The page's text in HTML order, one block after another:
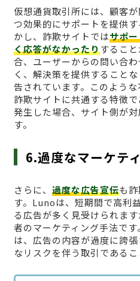
仮想通貨取引所には、顧客
つ効果的にサポートを提供
かし、詐欺サイトではサポ
く応答がなかったりするこ
合、ユーザーからの問い合
く、解決策を提供すること
告されています。このような
詐欺サイトに共通する特徴
発生した場合、サイト側が
す。
6.過度なマーケテ
さらに、 過度な広告宣伝も
す。Lunoは、短期間で高利
る広告が多く見受けられま
者のマーケティング手法で
は、広告の内容が過度に誇
なリスクを伴う取引であるこ